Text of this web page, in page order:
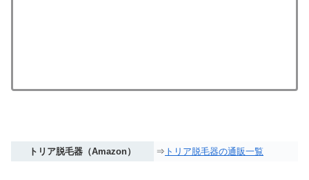
トリア脱毛器（Amazon） ⇒ トリア脱毛器の通販一覧